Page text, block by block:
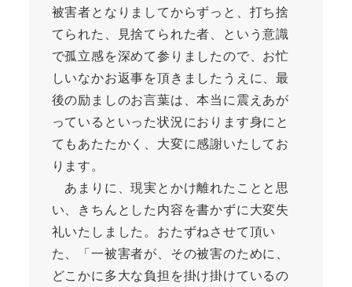
被害者となりましてからずっと、打ち捨
てられた、見捨てられた者、という意識
で孤立感を深めて参りましたので、お忙
しいなかお返事を頂きましたうえに、最
後の励ましのお言葉は、本当に震えあが
っているといった状況におります身にと
てもあたたかく、大変に感謝いたしてお
ります。
あまりに、現実とかけ離れたことと思
い、きちんとした内容を書かずに大変失
礼いたしました。おたずねさせて頂い
た、「一被害者が、その被害のために、
どこかに多大な負担を掛け掛けているの